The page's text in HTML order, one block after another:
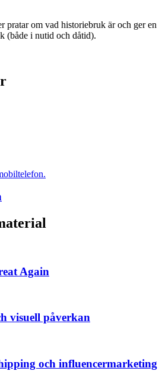
pratar om vad historiebruk är och ger en
(både i nutid och dåtid).
Again
visuell påverkan
och influencermarketing